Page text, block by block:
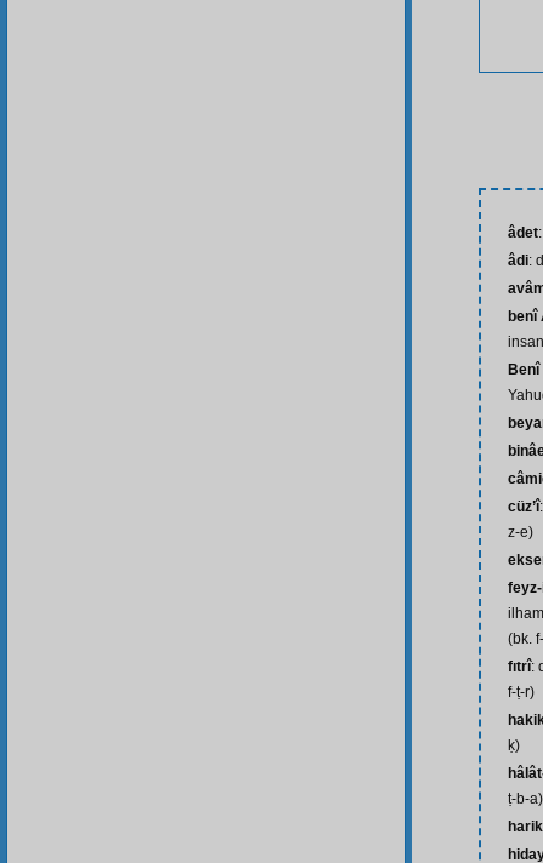
âdet
âdi:
benî
cüz’î
z-e)
feyz-
(bk.
fıtrî:
f-ṭ-r)
ḳ)
ṭ-b-a)